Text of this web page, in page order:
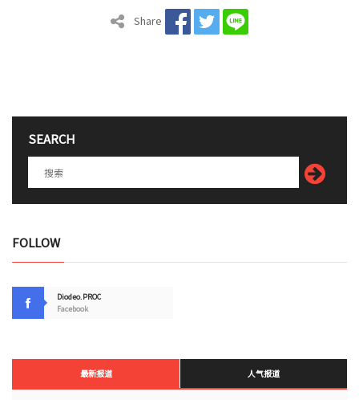
Share
SEARCH
FOLLOW
Diodeo.PROC
Facebook
最新报道 人气报道